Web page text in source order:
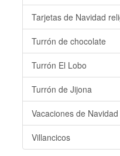
Tarjetas de Navidad
Turrón de chocolate
Turrón El Lobo
Turrón de Jijona
Vacaciones de Navidad
Villancicos